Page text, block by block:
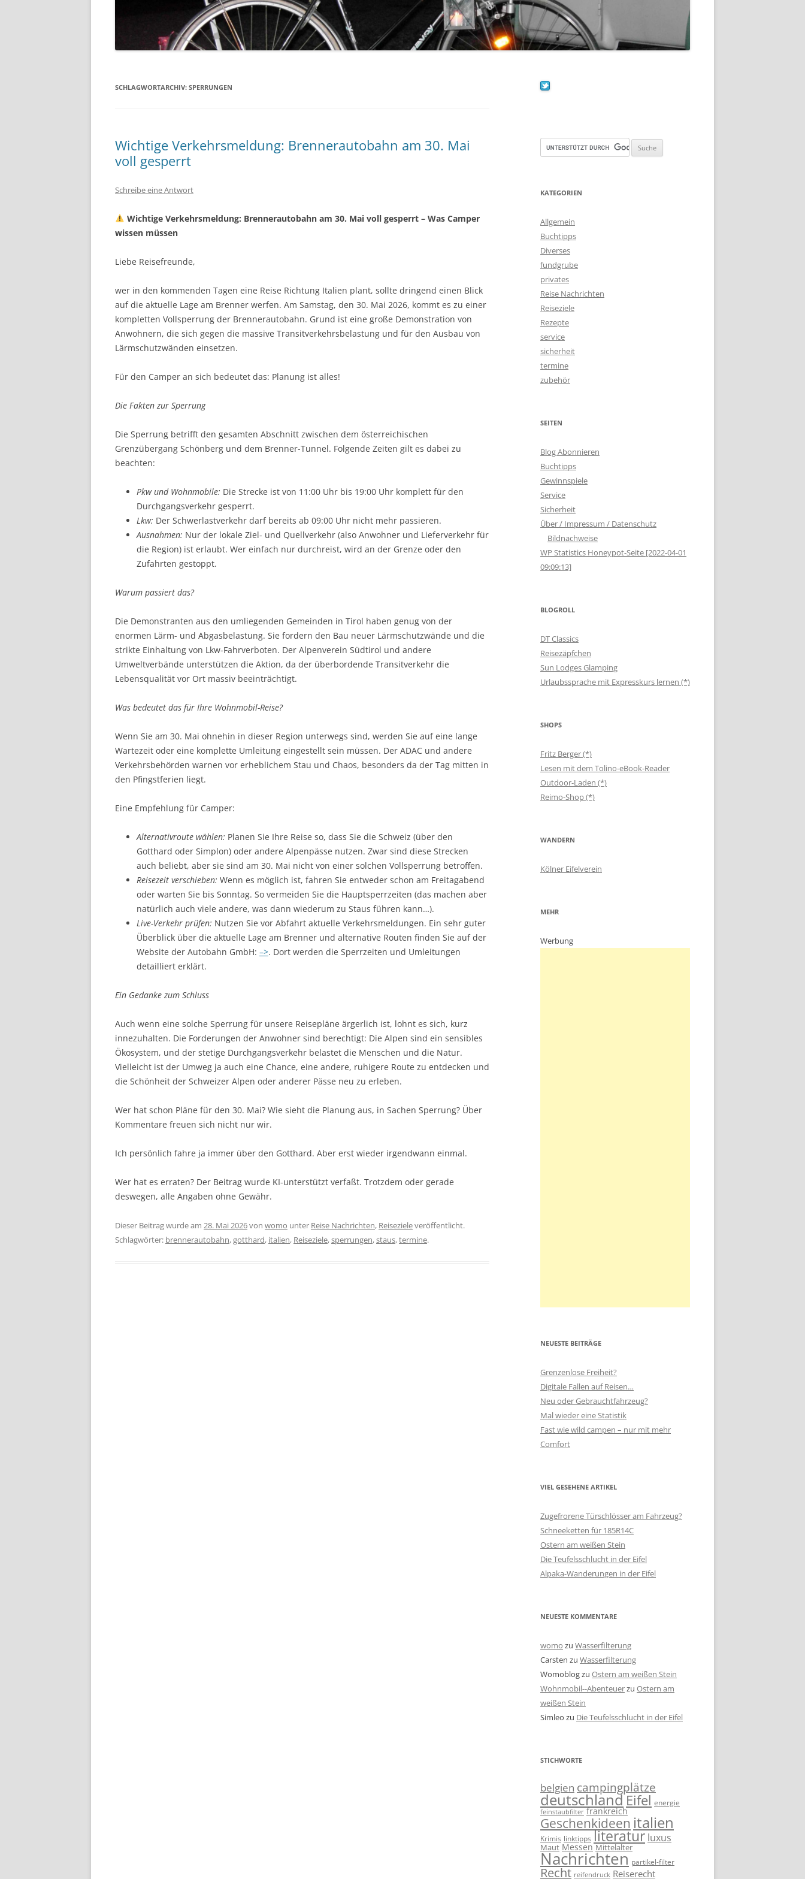
SCHLAGWORTARCHIV: SPERRUNGEN
Wichtige Verkehrsmeldung: Brennerautobahn am 30. Mai
voll gesperrt
Schreibe eine Antwort
Wichtige Verkehrsmeldung: Brennerautobahn am 30. Mai voll gesperrt – Was Camper
wissen müssen
Liebe Reisefreunde,
wer in den kommenden Tagen eine Reise Richtung Italien plant, sollte dringend einen Blick
auf die aktuelle Lage am Brenner werfen. Am Samstag, den 30. Mai 2026, kommt es zu einer
kompletten Vollsperrung der Brennerautobahn. Grund ist eine große Demonstration von
Anwohnern, die sich gegen die massive Transitverkehrsbelastung und für den Ausbau von
Lärmschutzwänden einsetzen.
Für den Camper an sich bedeutet das: Planung ist alles!
Die Fakten zur Sperrung
Die Sperrung betrifft den gesamten Abschnitt zwischen dem österreichischen
Grenzübergang Schönberg und dem Brenner-Tunnel. Folgende Zeiten gilt es dabei zu
beachten:
Pkw und Wohnmobile: Die Strecke ist von 11:00 Uhr bis 19:00 Uhr komplett für den
Durchgangsverkehr gesperrt.
Lkw: Der Schwerlastverkehr darf bereits ab 09:00 Uhr nicht mehr passieren.
Ausnahmen: Nur der lokale Ziel- und Quellverkehr (also Anwohner und Lieferverkehr für
die Region) ist erlaubt. Wer einfach nur durchreist, wird an der Grenze oder den
Zufahrten gestoppt.
Warum passiert das?
Die Demonstranten aus den umliegenden Gemeinden in Tirol haben genug von der
enormen Lärm- und Abgasbelastung. Sie fordern den Bau neuer Lärmschutzwände und die
strikte Einhaltung von Lkw-Fahrverboten. Der Alpenverein Südtirol und andere
Umweltverbände unterstützen die Aktion, da der überbordende Transitverkehr die
Lebensqualität vor Ort massiv beeinträchtigt.
Was bedeutet das für Ihre Wohnmobil-Reise?
Wenn Sie am 30. Mai ohnehin in dieser Region unterwegs sind, werden Sie auf eine lange
Wartezeit oder eine komplette Umleitung eingestellt sein müssen. Der ADAC und andere
Verkehrsbehörden warnen vor erheblichem Stau und Chaos, besonders da der Tag mitten in
den Pfingstferien liegt.
Eine Empfehlung für Camper:
Alternativroute wählen: Planen Sie Ihre Reise so, dass Sie die Schweiz (über den
Gotthard oder Simplon) oder andere Alpenpässe nutzen. Zwar sind diese Strecken
auch beliebt, aber sie sind am 30. Mai nicht von einer solchen Vollsperrung betroffen.
Reisezeit verschieben: Wenn es möglich ist, fahren Sie entweder schon am Freitagabend
oder warten Sie bis Sonntag. So vermeiden Sie die Hauptsperrzeiten (das machen aber
natürlich auch viele andere, was dann wiederum zu Staus führen kann…).
Live-Verkehr prüfen: Nutzen Sie vor Abfahrt aktuelle Verkehrsmeldungen. Ein sehr guter
Überblick über die aktuelle Lage am Brenner und alternative Routen finden Sie auf der
Website der Autobahn GmbH: –>. Dort werden die Sperrzeiten und Umleitungen
detailliert erklärt.
Ein Gedanke zum Schluss
Auch wenn eine solche Sperrung für unsere Reisepläne ärgerlich ist, lohnt es sich, kurz
innezuhalten. Die Forderungen der Anwohner sind berechtigt: Die Alpen sind ein sensibles
Ökosystem, und der stetige Durchgangsverkehr belastet die Menschen und die Natur.
Vielleicht ist der Umweg ja auch eine Chance, eine andere, ruhigere Route zu entdecken und
die Schönheit der Schweizer Alpen oder anderer Pässe neu zu erleben.
Wer hat schon Pläne für den 30. Mai? Wie sieht die Planung aus, in Sachen Sperrung? Über
Kommentare freuen sich nicht nur wir.
Ich persönlich fahre ja immer über den Gotthard. Aber erst wieder irgendwann einmal.
Wer hat es erraten? Der Beitrag wurde KI-unterstützt verfaßt. Trotzdem oder gerade
deswegen, alle Angaben ohne Gewähr.
Dieser Beitrag wurde am 28. Mai 2026von womo unter Reise Nachrichten, Reisezieleveröffentlicht.
Schlagwörter: brennerautobahn,gotthard, italien, Reiseziele,sperrungen,staus,termine.
KATEGORIEN
Allgemein
Buchtipps
Diverses
fundgrube
privates
Reise Nachrichten
Reiseziele
Rezepte
service
sicherheit
termine
zubehör
SEITEN
Blog Abonnieren
Buchtipps
Gewinnspiele
Service
Sicherheit
Über / Impressum / Datenschutz
Bildnachweise
WP Statistics Honeypot-Seite [2022-04-01
09:09:13]
BLOGROLL
DT Classics
Reisezäpfchen
Sun Lodges Glamping
Urlaubssprache mit Expresskurs lernen (*)
SHOPS
Fritz Berger (*)
Lesen mit dem Tolino-eBook-Reader
Outdoor-Laden (*)
Reimo-Shop (*)
WANDERN
Kölner Eifelverein
MEHR
Werbung
NEUESTE BEITRÄGE
Grenzenlose Freiheit?
Digitale Fallen auf Reisen…
Neu oder Gebrauchtfahrzeug?
Mal wieder eine Statistik
Fast wie wild campen – nur mit mehr
Comfort
VIEL GESEHENE ARTIKEL
Zugefrorene Türschlösser am Fahrzeug?
Schneeketten für 185R14C
Ostern am weißen Stein
Die Teufelsschlucht in der Eifel
Alpaka-Wanderungen in der Eifel
NEUESTE KOMMENTARE
womo zu Wasserfilterung
Carsten zu Wasserfilterung
Womoblogzu Ostern am weißen Stein
Wohnmobil--Abenteuerzu Ostern am
weißen Stein
Simleo zu Die Teufelsschlucht in der Eifel
STICHWORTE
belgien campingplätze
deutschland Eifel energie
feinstaubfilter frankreich
Geschenkideen italien
Krimis linktipps literatur luxus
Maut Messen Mittelalter
Nachrichten partikel-filter
Recht reifendruck Reiserecht